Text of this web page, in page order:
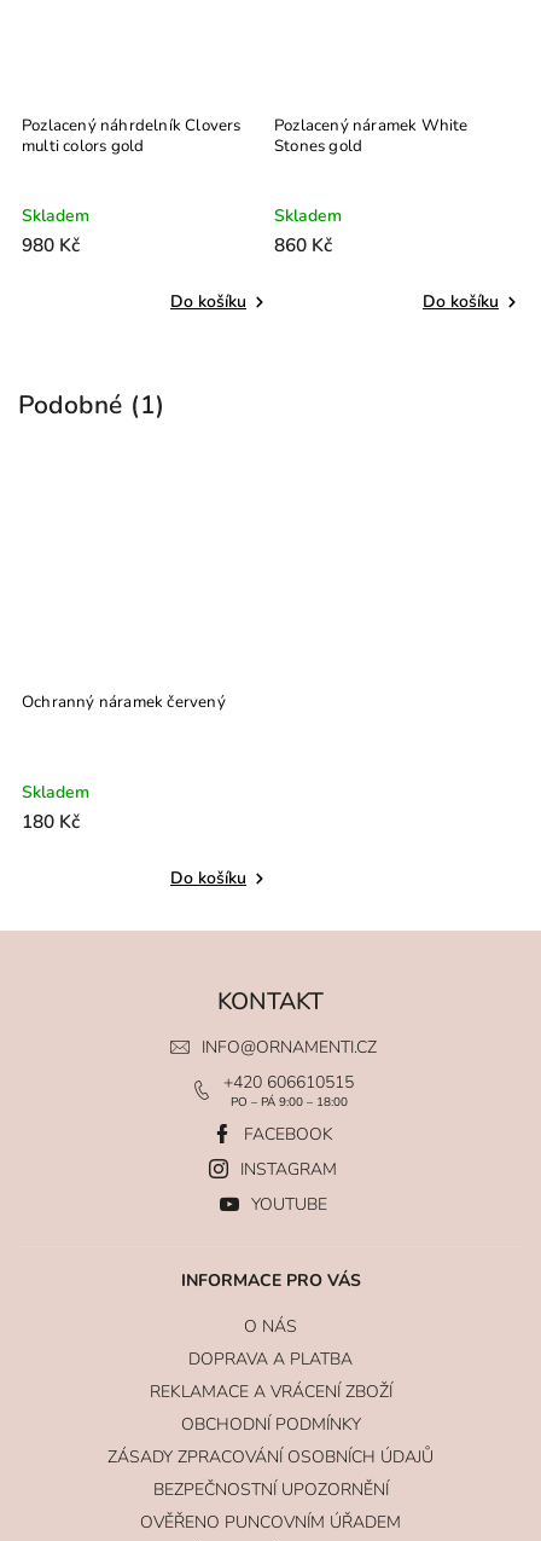
Pozlacený náhrdelník Clovers
multi colors gold
Skladem
980 Kč
Do košíku
Pozlacený náramek White
Stones gold
Skladem
860 Kč
Do košíku
Podobné (1)
Ochranný náramek červený
Skladem
180 Kč
Do košíku
KONTAKT
INFO@ORNAMENTI.CZ
+420 606610515
PO – PÁ 9:00 – 18:00
FACEBOOK
INSTAGRAM
YOUTUBE
INFORMACE PRO VÁS
O NÁS
DOPRAVA A PLATBA
REKLAMACE A VRÁCENÍ ZBOŽÍ
OBCHODNÍ PODMÍNKY
ZÁSADY ZPRACOVÁNÍ OSOBNÍCH ÚDAJŮ
BEZPEČNOSTNÍ UPOZORNĚNÍ
OVĚŘENO PUNCOVNÍM ÚŘADEM